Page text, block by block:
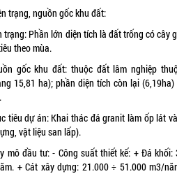
trạng, nguồn gốc khu đất:
trạng: Phần lớn diện tích là đất trống có cây
theo mùa.
gốc khu đất: thuộc đất lâm nghiệp
15,81 ha); phần diện tích còn lại
tiêu dự án: Khai thác đá granit làm ốp lát
vật liệu san lấp).
mô đầu tư: - Công suất thiết kế: + Đá
+ Cát xây dựng: 21.000 ÷ 51.000 m3/